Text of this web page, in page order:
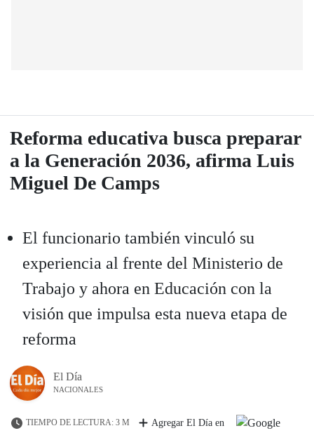
Reforma educativa busca preparar
a la Generación 2036, afirma Luis
Miguel De Camps
El funcionario también vinculó su
experiencia al frente del Ministerio de
Trabajo y ahora en Educación con la
visión que impulsa esta nueva etapa de
reforma
El Día
NACIONALES
TIEMPO DE LECTURA: 3 M Agregar El Día en